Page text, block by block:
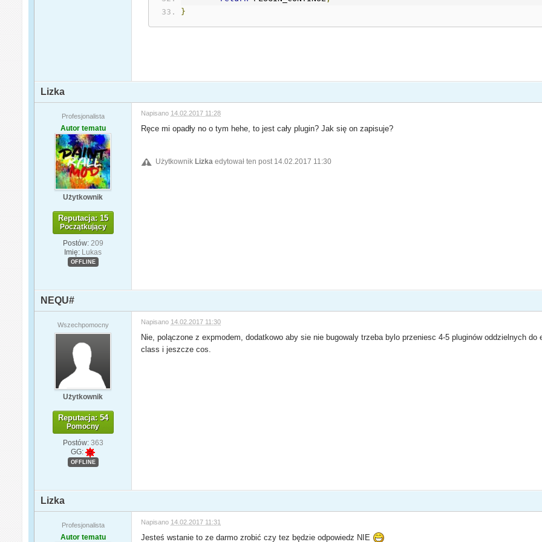
}
Lizka
Profesjonalista
Autor tematu
Użytkownik
Reputacja: 15
Początkujący
Postów: 209
Imię: Lukas
OFFLINE
Napisano 14.02.2017 11:28
Ręce mi opadły no o tym hehe, to jest cały plugin? Jak się on zapisuje?
UżytkownikLizka edytował ten post 14.02.2017 11:30
NEQU#
Wszechpomocny
Użytkownik
Reputacja: 54
Pomocny
Postów: 363
GG:
OFFLINE
Napisano 14.02.2017 11:30
Nie, polączone z expmodem, dodatkowo aby sie nie bugowaly trzeba bylo przeniesc 4-5 pluginów oddzielnych
class i jeszcze cos.
Lizka
Profesjonalista
Autor tematu
Napisano 14.02.2017 11:31
Jesteś wstanie to ze darmo zrobić czy tez będzie odpowiedz NIE